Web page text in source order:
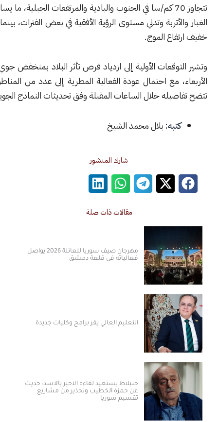
تتجاوز 70 كم/سا في الجنوب والبادية والمرتفعات الجبلية، ما يساهم في إثارة
وتدني مستوى الرؤية الأفقية في بعض الفترات، بينما يبقى البحر
الموج.
الأولية إلى ازدياد فرص تأثر البلاد بمنخفض جوي اعتباراً من
مع احتمال عودة الفعالية المطرية إلى عدد من المناطق، على أن
خلال الساعات المقبلة وفق تحديثات النماذج الجوية.
بلال محمد الشيخ
شارك المنشور
مقالات ذات صلة
مهرجان صيف سوريا للعائلة 2026 يواصل
فعالياته في قلعة دمشق
التعليم العالي يقر برامج وكليات جديدة
جنبلاط يستعيد لقاءه الأخير بالأسد: حديث
عن حمزة الخطيب وتحذير من مشاريع
تقسيم سوريا